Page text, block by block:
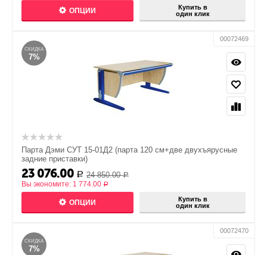
ОПЦИИ
Купить в
один клик
СКИДКА
7%
00072469
Парта Дэми СУТ 15-01Д2 (парта 120 см+две двухъярусные
задние приставки)
23 076.00 Р 24 850.00 Р
Вы экономите: 1 774.00 Р
ОПЦИИ
Купить в
один клик
СКИДКА
7%
00072470